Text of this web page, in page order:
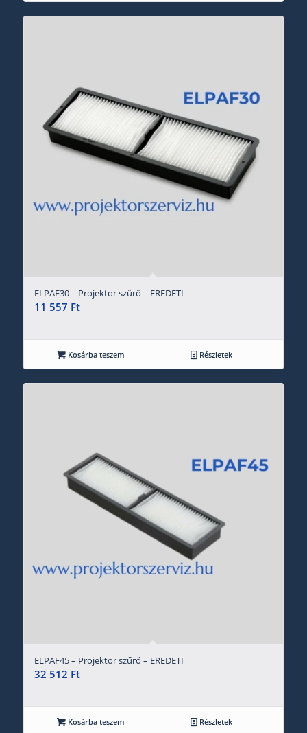
ELPAF30 – Projektor szűrő – EREDETI
11 557 Ft
Kosárba teszem Részletek
ELPAF45 – Projektor szűrő – EREDETI
32 512 Ft
Kosárba teszem Részletek